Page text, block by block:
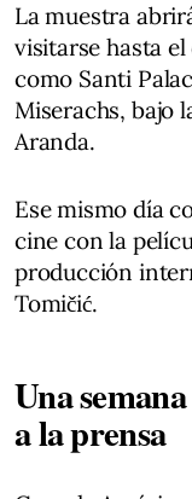
La muestra
visitarse hasta
como Santi
Miserachs, bajo
Aranda.
Ese mismo día
cine con la
producción
Tomičić.
Una
a la prensa